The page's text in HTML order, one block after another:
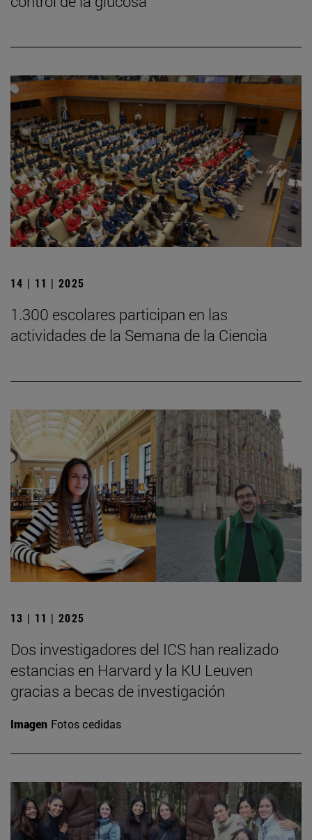
14 | 11 | 2025
1.300 escolares participan en las
actividades de la Semana de la Ciencia
13 | 11 | 2025
Dos investigadores del ICS han realizado
estancias en Harvard y la KU Leuven
gracias a becas de investigación
Imagen Fotos cedidas